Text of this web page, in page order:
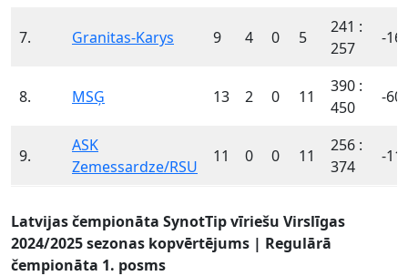
7. Granitas-Karys 9 4 0 5
241 :
257
-16
8. MSĢ 13 2 0 11
390 :
450
-60
9.
ASK
Zemessardze/RSU
11 0 0 11
256 :
374
-
Latvijas čempionāta SynotTip vīriešu Virslīgas
2024/2025 sezonas kopvērtējums | Regulārā
čempionāta 1. posms